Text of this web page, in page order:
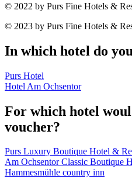
© 2022 by Purs Fine Hotels &
© 2023 by Purs Fine Hotels &
In which hotel do
Purs Hotel
Hotel Am Ochsentor
For which hotel
voucher?
Purs Luxury Boutique Hotel &
Am Ochsentor Classic Boutique
Hammesmühle country inn